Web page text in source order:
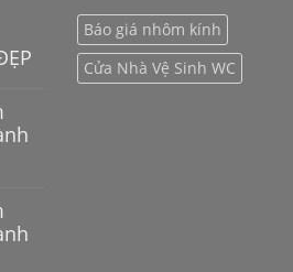
Báo giá nhôm kính
Cửa Nhà Vệ Sinh WC